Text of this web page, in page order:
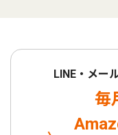
LINE・メー
毎